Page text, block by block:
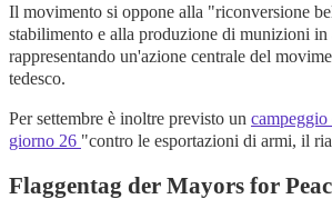
Il movimento si oppone alla "riconversione
stabilimento e alla produzione di munizioni in
rappresentando un'azione centrale del
tedesco.
Per settembre è inoltre previsto un
giorno 26 "contro le esportazioni di armi, il
Flaggentag der Mayors for